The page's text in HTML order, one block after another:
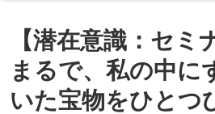
【潜在意識：セミ
まるで、私の中に
いた宝物をひとつ